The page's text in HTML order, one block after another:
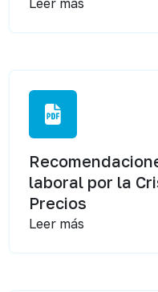
Leer más
laboral por la
Precios
Leer más